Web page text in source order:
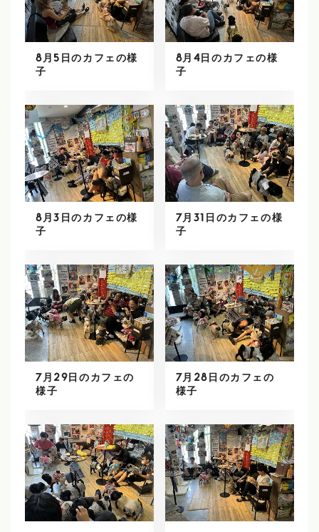
8月5日のカフェの様
子
8月4日のカフェの様
子
8月3日のカフェの様
子
7月31日のカフェの様
子
7月29日のカフェの
様子
7月28日のカフェの
様子